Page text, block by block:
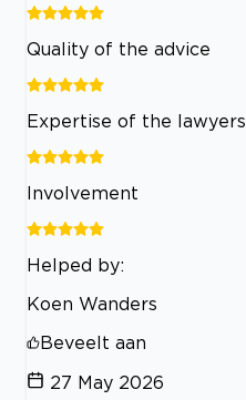
Quality of the advice
Expertise of the lawyers
Involvement
Helped by:
Koen Wanders
Beveelt aan
27 May 2026